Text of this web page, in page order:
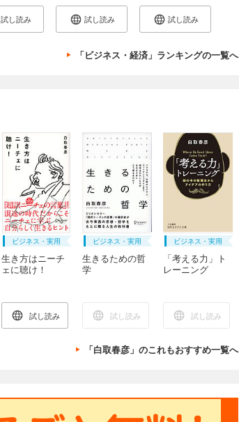
試し読み 試し読み 試し読み
「ビジネス・経済」ランキングの一覧へ
ビジネス・実用
生き方はニーチ
ェに聴け！
試し読み
ビジネス・実用
生きるための哲
学
試し読み
ビジネス・実用
「考える力」ト
レーニング
試し読み
「白取春彦」のこれもおすすめ一覧へ